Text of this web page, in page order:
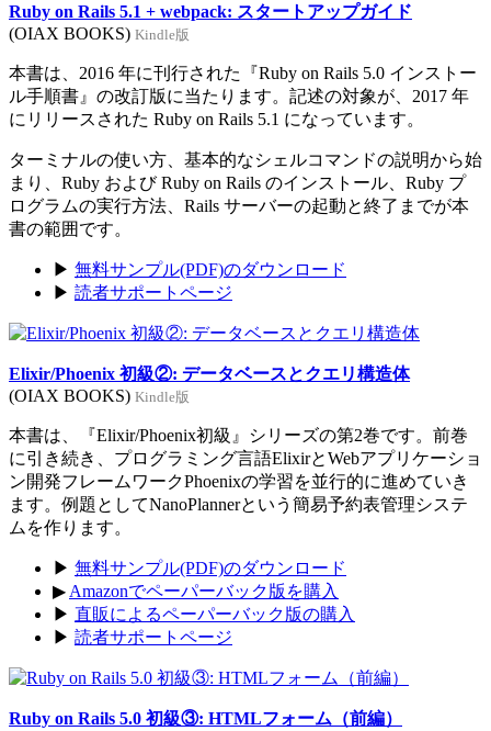
Ruby on Rails 5.1 + webpack: スタートアップガイド
(OIAX BOOKS) Kindle版
本書は、2016 年に刊行された『Ruby on Rails 5.0 インストー
ル手順書』の改訂版に当たります。記述の対象が、2017 年
にリリースされた Ruby on Rails 5.1 になっています。
ターミナルの使い方、基本的なシェルコマンドの説明から始
まり、Ruby および Ruby on Rails のインストール、Ruby プ
ログラムの実行方法、Rails サーバーの起動と終了までが本
書の範囲です。
▶ 無料サンプル(PDF)のダウンロード
▶ 読者サポートページ
Elixir/Phoenix 初級②: データベースとクエリ構造体
(OIAX BOOKS) Kindle版
本書は、『Elixir/Phoenix初級』シリーズの第2巻です。前巻
に引き続き、プログラミング言語ElixirとWebアプリケーショ
ン開発フレームワークPhoenixの学習を並行的に進めていき
ます。例題としてNanoPlannerという簡易予約表管理システ
ムを作ります。
▶ 無料サンプル(PDF)のダウンロード
▶ Amazonでペーパーバック版を購入
▶ 直販によるペーパーバック版の購入
▶ 読者サポートページ
Ruby on Rails 5.0 初級③: HTMLフォーム（前編）